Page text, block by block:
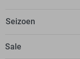
Cast Iron
L
Beige
Seizoen
Deals
Sale